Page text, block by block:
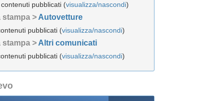
contenuti pubblicati (visualizza/nascondi)
stampa > Autovetture
pubblicati (visualizza/nascondi)
stampa > Altri comunicati
pubblicati (visualizza/nascondi)